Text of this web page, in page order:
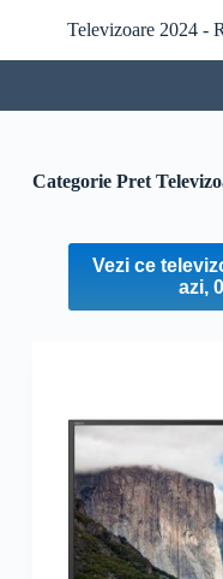
r
l
Televizoare 2024 -
Categorie Pret
Vezi ce
azi,